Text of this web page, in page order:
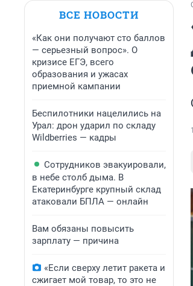
ВСЕ НОВОСТИ
«Как они получают сто баллов
— серьезный вопрос». О
кризисе ЕГЭ, всего
образования и ужасах
приемной кампании
Беспилотники нацелились на
Урал: дрон ударил по складу
Wildberries — кадры
Сотрудников эвакуировали,
в небе столб дыма. В
Екатеринбурге крупный склад
атаковали БПЛА — онлайн
Вам обязаны повысить
зарплату — причина
«Если сверху летит ракета и
сжигает мой товар, то это не